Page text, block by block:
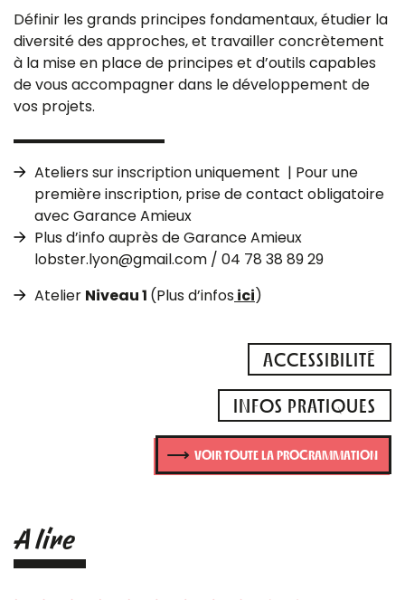
Définir les grands principes fondamentaux, étudier la
diversité des approches, et travailler concrètement
à la mise en place de principes et d’outils capables
de vous accompagner dans le développement de
vos projets.
Ateliers sur inscription uniquement | Pour une
première inscription, prise de contact obligatoire
avec Garance Amieux
Plus d’info auprès de Garance Amieux
lobster.lyon@gmail.com / 04 78 38 89 29
Atelier Niveau 1 (Plus d’infosici)
ACCESSIBILITÉ
INFOS PRATIQUES
VOIR TOUTE LA PROGRAMMATION
A lire